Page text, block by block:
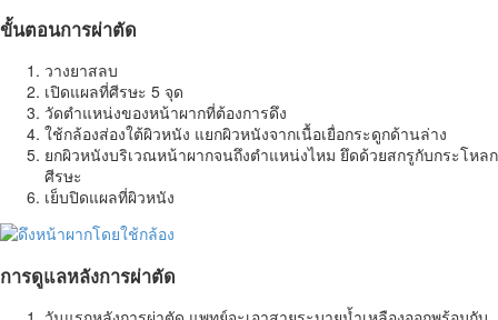
ขั้นตอนการผ่าตัด
วางยาสลบ
เปิดแผลที่ศีรษะ 5 จุด
วัดตำแหน่งของหน้าผากที่ต้องการดึง
ใช้กล้องส่องใต้ผิวหนัง แยกผิวหนังจากเนื้อเยื่อกระดูกด้านล่าง
ยกผิวหนังบริเวณหน้าผากจนถึงตำแหน่งไหม ยึดด้วยสกรูกับกระโหลก
ศีรษะ
เย็บปิดแผลที่ผิวหนัง
การดูแลหลังการผ่าตัด